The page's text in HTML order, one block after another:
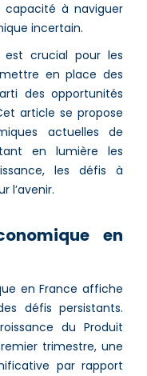
capacité à naviguer
incertain​​.
crucial pour les
en place des
des opportunités
article se propose
actuelles de
en lumière les
les défis à
l’avenir.
en
en France affiche
défis persistants.
du Produit
trimestre, une
par rapport